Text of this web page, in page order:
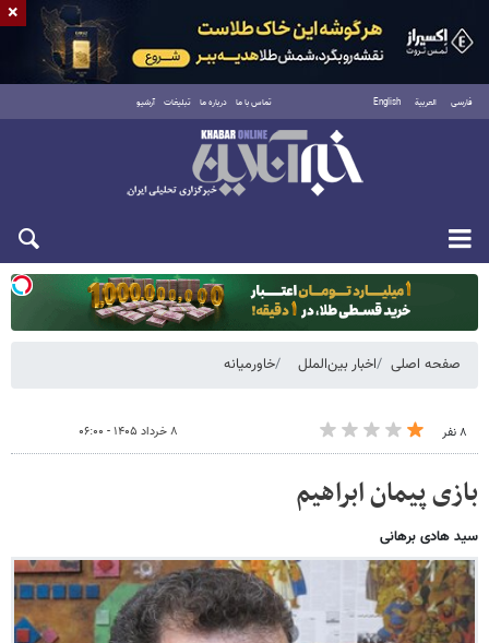
فارسی العربية English تماس با ما درباره ما تبلیغات آرشیو
دوشنبه ۱۹ مرداد ۱۴۰۵
صفحه اصلی اخبار بین‌الملل خاورمیانه
۸ نفر ۸ خرداد ۱۴۰۵ - ۰۶:۰۰
بازی پیمان ابراهیم
سید هادی برهانی
×